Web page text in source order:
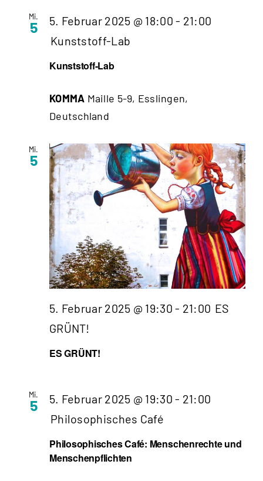
Mi.
5
Kunststoff-Lab
5. Februar 2025 @ 18:00 - 21:00
Kunststoff-Lab
KOMMA Maille 5-9, Esslingen,
Deutschland
Mi.
5
ES GRÜNT!
5. Februar 2025 @ 19:30 - 21:00 ES
GRÜNT!
Mi.
5
Philosophisches Café: Menschenrechte und
Menschenpflichten
5. Februar 2025 @ 19:30 - 21:00
Philosophisches Café